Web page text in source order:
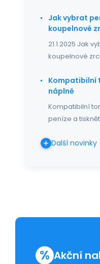
Jak vybrat
koupelnové
21.1.2025 Jak
koupelnové
Kompatibilní
náplně
Kompatibilní
peníze a
Další novinky
% Akční